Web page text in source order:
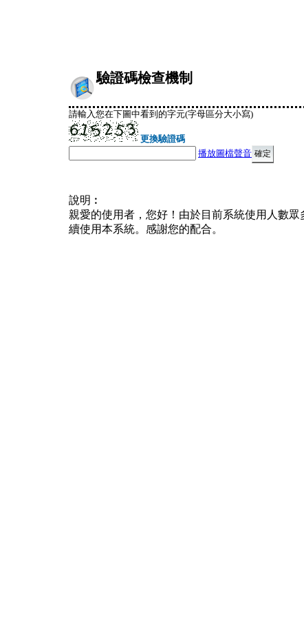
驗證碼檢查機制
請輸入您在下圖中看到的字元(字母區分大小寫)
更換驗證碼
播放圖檔聲音
說明︰
親愛的使用者，您好！由於目前系統使用人數
續使用本系統。感謝您的配合。